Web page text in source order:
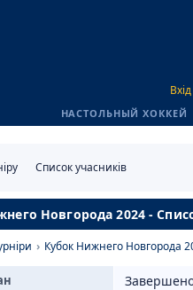
Вхід
НАСТОЛЬНЫЙ ХОККЕЙ
Список учасників
Новгорода 2024 -
› Кубок Нижнего Новгорода